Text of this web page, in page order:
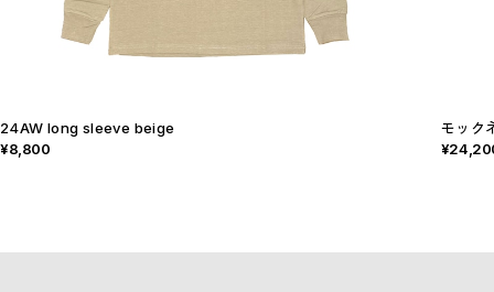
24AW long sleeve beige
¥8,800
モック